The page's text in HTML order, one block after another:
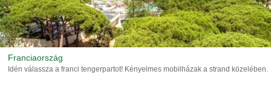
Franciaország
Idén válassza a franci tengerpartot! Kényelmes mobilházak a strand közelében.